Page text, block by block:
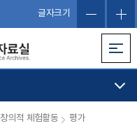
글자크기
창의적 체험활동 평가